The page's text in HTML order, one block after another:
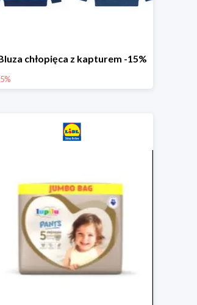
chłopięca z kapturem -15%